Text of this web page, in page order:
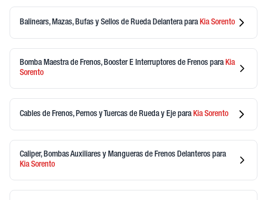
Balinears, Mazas, Bufas y Sellos de Rueda Delanterapara KiaSorento
Bomba Maestra de Frenos, Booster E Interruptores de Frenos paraKia
Sorento
Cables de Frenos, Pernos y Tuercas de Rueda y Eje para KiaSorento
Caliper, Bombas Auxiliares y Mangueras de Frenos Delanteros para
KiaSorento